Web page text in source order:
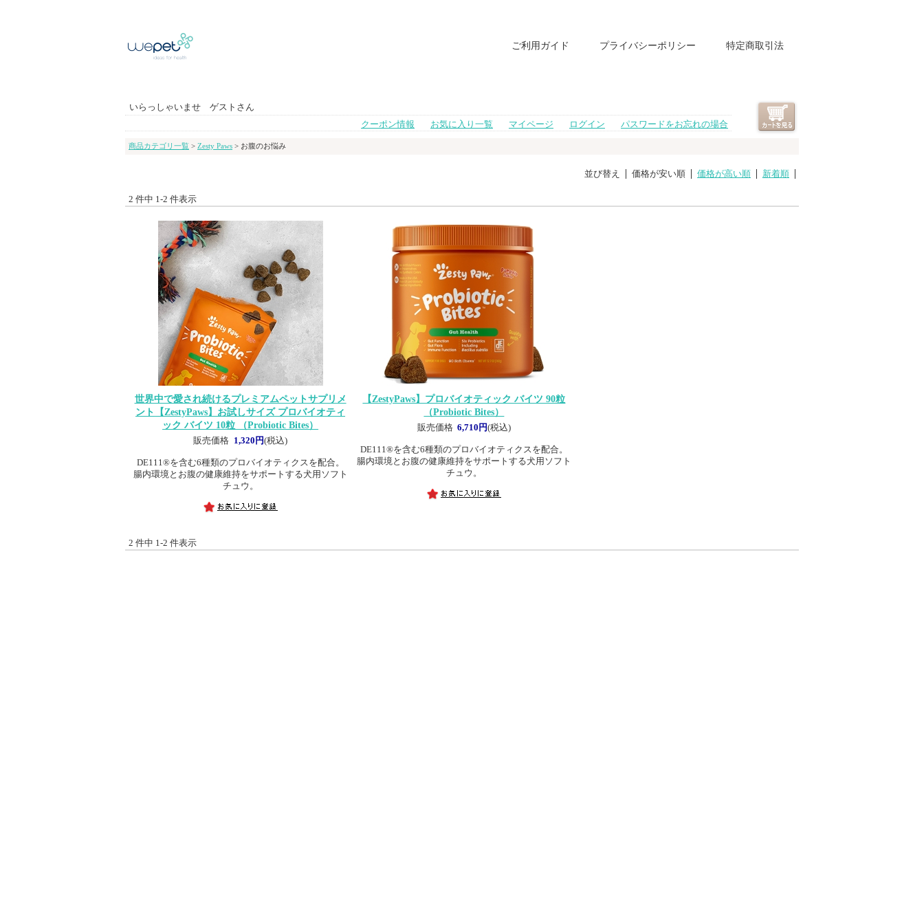
ご利用ガイド プライバシーポリシー 特定商取引法
いらっしゃいませ ゲストさん
クーポン情報
お気に入り一覧 マイページ ログイン パスワードをお忘れの場合
商品カテゴリ一覧 > Zesty Paws > お腹のお悩み
並び替え 価格が安い順 価格が高い順 新着順
2 件中 1-2 件表示
世界中で愛され続けるプレミアムペットサプリメ
ント
【ZestyPaws】お試しサイズ プロバイオティ
ック バイツ 10粒 （Probiotic Bites）
販売価格 1,320円(税込)
DE111®を含む6種類のプロバイオティクスを配合。
腸内環境とお腹の健康維持をサポートする犬用ソフト
チュウ。
【ZestyPaws】プロバイオティック バイツ 90粒
（Probiotic Bites）
販売価格 6,710円(税込)
DE111®を含む6種類のプロバイオティクスを配合。
腸内環境とお腹の健康維持をサポートする犬用ソフト
チュウ。
2 件中 1-2 件表示